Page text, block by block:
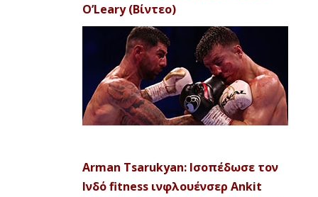
O’Leary (Βίντεο)
Arman Tsarukyan: Ισοπέδωσε τον
Ινδό fitness ινφλουένσερ Ankit